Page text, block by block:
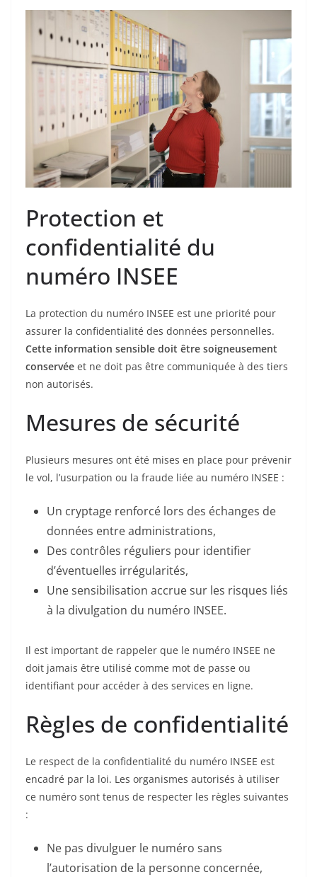
Protection et
confidentialité du
numéro INSEE
La protection du numéro INSEE est une priorité pour
assurer la confidentialité des données personnelles.
Cette information sensible doit être soigneusement
conservée et ne doit pas être communiquée à des tiers
non autorisés.
Mesures de sécurité
Plusieurs mesures ont été mises en place pour prévenir
le vol, l’usurpation ou la fraude liée au numéro INSEE :
Un cryptage renforcé lors des échanges de
données entre administrations,
Des contrôles réguliers pour identifier
d’éventuelles irrégularités,
Une sensibilisation accrue sur les risques liés
à la divulgation du numéro INSEE.
Il est important de rappeler que le numéro INSEE ne
doit jamais être utilisé comme mot de passe ou
identifiant pour accéder à des services en ligne.
Règles de confidentialité
Le respect de la confidentialité du numéro INSEE est
encadré par la loi. Les organismes autorisés à utiliser
ce numéro sont tenus de respecter les règles suivantes
:
Ne pas divulguer le numéro sans
l’autorisation de la personne concernée,